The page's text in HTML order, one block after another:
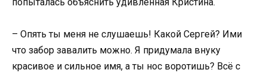
– Опять ты меня не слушаешь! Какой Сергей? Ими
что забор завалить можно. Я придумала внуку
красивое и сильное имя, а ты нос воротишь? Всё с